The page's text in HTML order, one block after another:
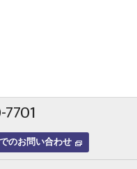
のお問い合わせ